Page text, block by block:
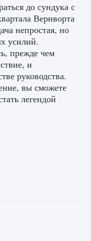
в
0 0
в
до сундука с
Вернворта
непростая, но
усилий.
прежде чем
и
руководства.
вы сможете
легендой